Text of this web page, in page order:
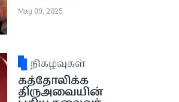
May 09, 2025
நிகழ்வுகள்
கத்தோலிக்க
திருஅவையின்